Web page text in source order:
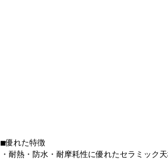
■優れた特徴
・耐熱・防水・耐摩耗性に優れたセラミック